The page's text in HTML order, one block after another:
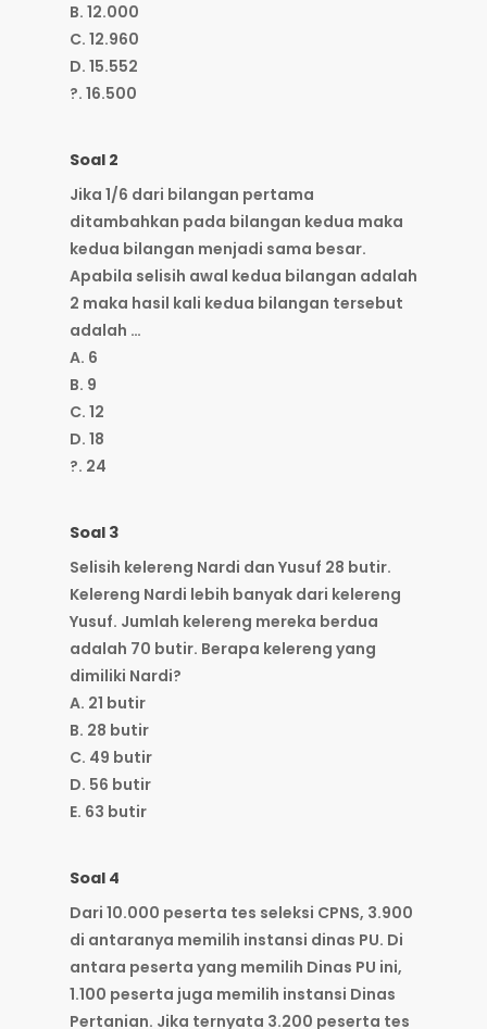
B. 12.000
C. 12.960
D. 15.552
?. 16.500
Soal 2
Jika 1/6 dari bilangan pertama
ditambahkan pada bilangan kedua maka
kedua bilangan menjadi sama besar.
Apabila selisih awal kedua bilangan adalah
2 maka hasil kali kedua bilangan tersebut
adalah …
A. 6
B. 9
C. 12
D. 18
?. 24
Soal 3
Selisih kelereng Nardi dan Yusuf 28 butir.
Kelereng Nardi lebih banyak dari kelereng
Yusuf. Jumlah kelereng mereka berdua
adalah 70 butir. Berapa kelereng yang
dimiliki Nardi?
A. 21 butir
B. 28 butir
C. 49 butir
D. 56 butir
E. 63 butir
Soal 4
Dari 10.000 peserta tes seleksi CPNS, 3.900
di antaranya memilih instansi dinas PU. Di
antara peserta yang memilih Dinas PU ini,
1.100 peserta juga memilih instansi Dinas
Pertanian. Jika ternyata 3.200 peserta tes